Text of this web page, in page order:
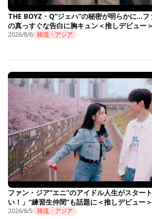
THE BOYZ・Q“ジェハ”の秘密が明らかに…フ
の真っすぐな告白に胸キュン＜推しデビュー＞
2026/8/6 韓流・アジア
ファン・ジア“エニ”のアイドル人生がスター
い！」“練習生仲間”も話題に＜推しデビュー＞
2026/8/5 韓流・アジア